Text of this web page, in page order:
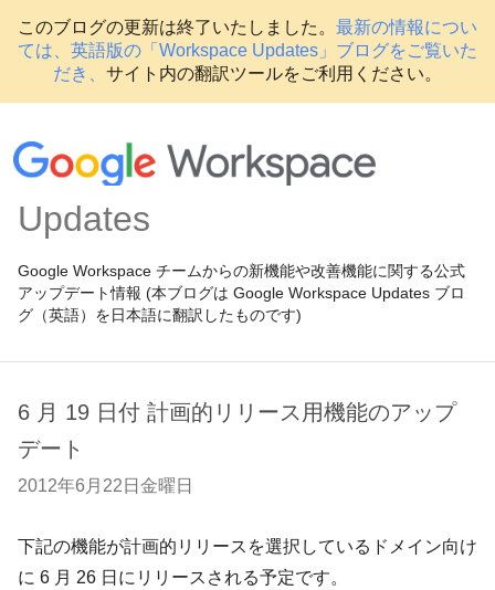
このブログの更新は終了いたしました。 最新の情報につい
ては、英語版の「Workspace Updates」ブログをご覧いた
だき、 サイト内の翻訳ツールをご利用ください。
Updates
Google Workspace チームからの新機能や改善機能に関する公式
アップデート情報 (本ブログは Google Workspace Updates ブロ
グ（英語）を日本語に翻訳したものです)
6 月 19 日付 計画的リリース用機能のアップ
デート
2012年6月22日金曜日
下記の機能が計画的リリースを選択しているドメイン向け
に 6 月 26 日にリリースされる予定です。